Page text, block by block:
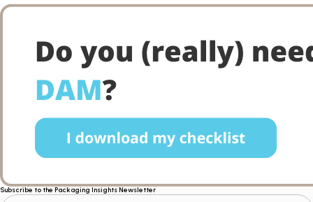
Subscribe to the Packaging Insights Newsletter